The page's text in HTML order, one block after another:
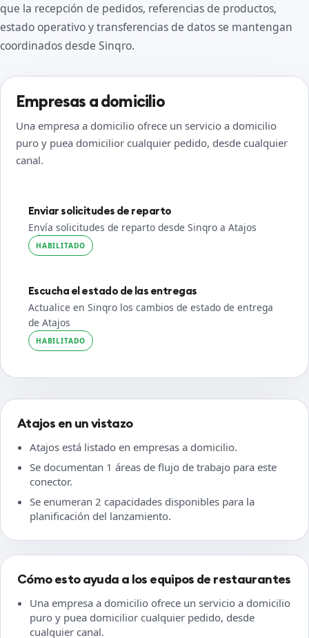
que la recepción de pedidos, referencias de productos,
estado operativo y transferencias de datos se mantengan
coordinados desde Sinqro.
Empresas a domicilio
Una empresa a domicilio ofrece un servicio a domicilio
puro y puea domicilior cualquier pedido, desde cualquier
canal.
Enviar solicitudes de reparto
Envía solicitudes de reparto desde Sinqro a Atajos
HABILITADO
Escucha el estado de las entregas
Actualice en Sinqro los cambios de estado de entrega
de Atajos
HABILITADO
Atajos en un vistazo
Atajos está listado en empresas a domicilio.
Se documentan 1 áreas de flujo de trabajo para este
conector.
Se enumeran 2 capacidades disponibles para la
planificación del lanzamiento.
Cómo esto ayuda a los equipos de restaurantes
Una empresa a domicilio ofrece un servicio a domicilio
puro y puea domicilior cualquier pedido, desde
cualquier canal.